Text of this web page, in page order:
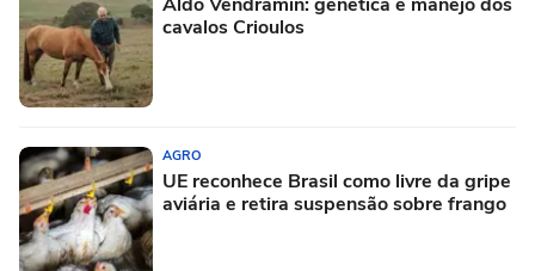
cavalos Crioulos
AGRO
UE reconhece Brasil como livre da gripe
aviária e retira suspensão sobre frango